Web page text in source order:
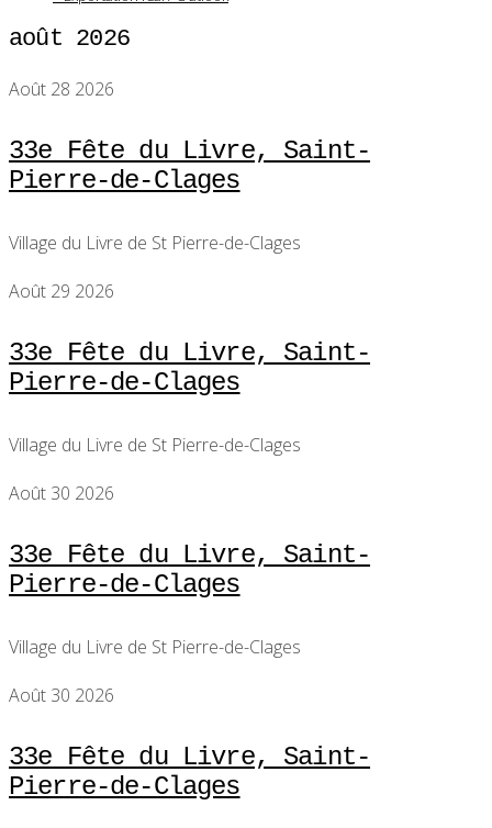
août 2026
Août 28 2026
33e Fête du Livre, Saint-
Pierre-de-Clages
Village du Livre de St Pierre-de-Clages
Août 29 2026
33e Fête du Livre, Saint-
Pierre-de-Clages
Village du Livre de St Pierre-de-Clages
Août 30 2026
33e Fête du Livre, Saint-
Pierre-de-Clages
Village du Livre de St Pierre-de-Clages
Août 30 2026
33e Fête du Livre, Saint-
Pierre-de-Clages